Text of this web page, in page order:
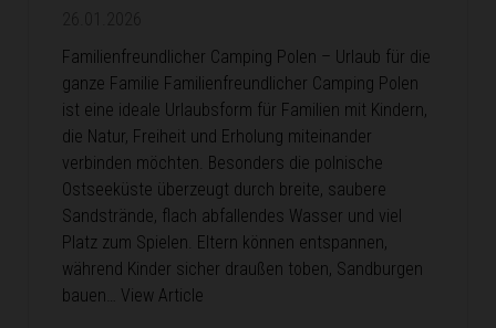
Familienfreundlicher Camping Polen – Urlaub für die
ganze Familie Familienfreundlicher Camping Polen
ist eine ideale Urlaubsform für Familien mit Kindern,
die Natur, Freiheit und Erholung miteinander
verbinden möchten. Besonders die polnische
Ostseeküste überzeugt durch breite, saubere
Sandstrände, flach abfallendes Wasser und viel
Platz zum Spielen. Eltern können entspannen,
während Kinder sicher draußen toben, Sandburgen
bauen… View Article